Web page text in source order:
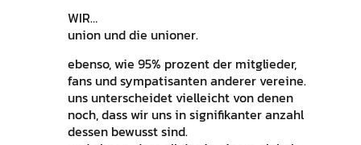
WIR…
union und die unioner.
ebenso, wie 95% prozent der mitglieder,
fans und sympatisanten anderer vereine.
uns unterscheidet vielleicht von denen
noch, dass wir uns in signifikanter anzahl
dessen bewusst sind.